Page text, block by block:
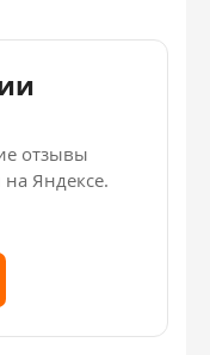
отзывы
Яндексе.